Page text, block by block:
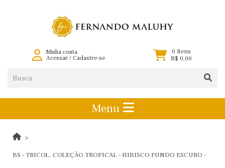
Minha conta
Acessar/ Cadastre-se
0 Itens
R$ 0,00
Menu
BS - TRICOL. COLEÇÃO TROPICAL - HIBISCO FUNDO ESCURO -